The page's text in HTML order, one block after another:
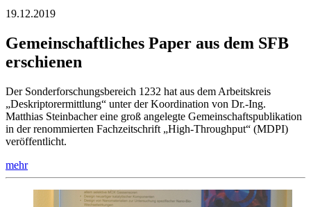
19.12.2019
Gemeinschaftliches Paper aus dem SFB
erschienen
Der Sonderforschungsbereich 1232 hat aus dem Arbeitskreis
„Deskriptorermittlung“ unter der Koordination von Dr.-Ing.
Matthias Steinbacher eine groß angelegte Gemeinschaftspublikation
in der renommierten Fachzeitschrift „High-Throughput“ (MDPI)
veröffentlicht.
mehr